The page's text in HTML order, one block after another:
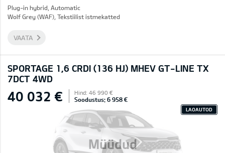
Plug-in hybrid, Automatic
Wolf Grey (WAF), Tekstiilist istmekatted
VAATA
SPORTAGE 1,6 CRDI (136 HJ) MHEV GT-LINE TX
7DCT 4WD
Müüdud
40 032 € Hind: 46 990 €
Soodustus: 6 958 €
LAOAUTOD